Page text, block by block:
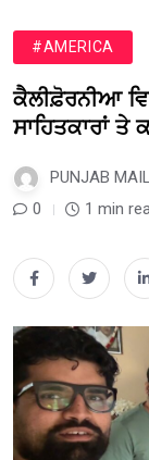
#AMERICA
ਕੈਲੀਫ਼ੋਰਨੀਆ
ਸਾਹਿਤਕਾਰਾਂ ਤੇ
PUNJAB
0
1 min